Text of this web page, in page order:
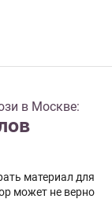
в Москве:
материал для
может не верно